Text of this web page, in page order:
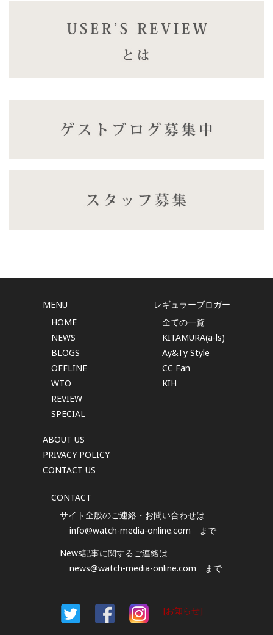
MENU
HOME
NEWS
BLOGS
OFFLINE
WTO
REVIEW
SPECIAL
ABOUT US
PRIVACY POLICY
CONTACT US
レギュラーブロガー
全ての一覧
KITAMURA(a-ls)
Ay&Ty Style
CC Fan
KIH
CONTACT
サイト全般のご連絡・お問い合わせは
info@watch-media-online.com まで
News記事に関するご連絡は
news@watch-media-online.com まで
[お知らせ]